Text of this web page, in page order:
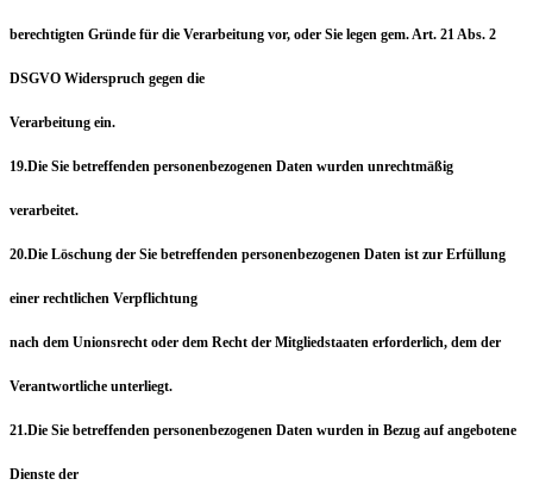
berechtigten Gründe für die Verarbeitung vor, oder Sie legen gem. Art. 21 Abs. 2
DSGVO Widerspruch gegen die
Verarbeitung ein.
19.Die Sie betreffenden personenbezogenen Daten wurden unrechtmäßig
verarbeitet.
20.Die Löschung der Sie betreffenden personenbezogenen Daten ist zur Erfüllung
einer rechtlichen Verpflichtung
nach dem Unionsrecht oder dem Recht der Mitgliedstaaten erforderlich, dem der
Verantwortliche unterliegt.
21.Die Sie betreffenden personenbezogenen Daten wurden in Bezug auf angebotene
Dienste der